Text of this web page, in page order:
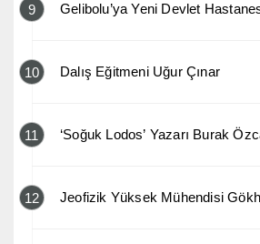
9 Gelibolu’ya Yeni Devlet
10 Dalış Eğitmeni Uğur Çınar
11 ‘Soğuk Lodos’ Yazarı Burak
12 Jeofizik Yüksek Mühendisi